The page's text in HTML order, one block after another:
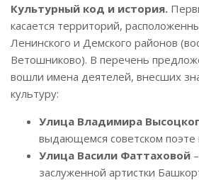
Культурный код и история.
касается территорий,
Ленинского и Демского районов
Ветошниково). В перечень
вошли имена деятелей, внесших
культуру:
Улица Владимира
выдающемся советском поэте
Улица Васили Фаттаховой
заслуженной артистки